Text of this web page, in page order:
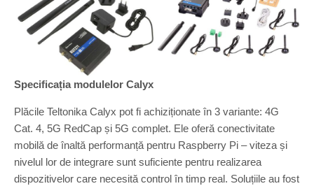
Specificația modulelor Calyx
Plăcile Teltonika Calyx pot fi achiziționate în 3 variante: 4G
Cat. 4, 5G RedCap și 5G complet. Ele oferă conectivitate
mobilă de înaltă performanță pentru Raspberry Pi – viteza și
nivelul lor de integrare sunt suficiente pentru realizarea
dispozitivelor care necesită control în timp real. Soluțiile au fost